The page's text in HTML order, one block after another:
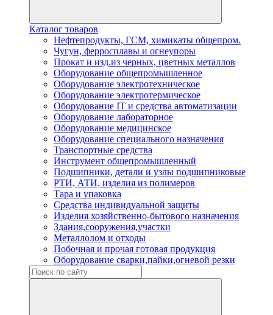
Каталог товаров
Нефтепродукты, ГСМ, химикаты общепром.
Чугун, ферросплавы и огнеупоры
Прокат и изд.из черных, цветных металлов
Оборудование общепромышленное
Оборудование электротехническое
Оборудование электротермическое
Оборудование IT и средства автоматизации
Оборудование лабораторное
Оборудование медицинское
Оборудование специального назначения
Транспортные средства
Инструмент общепромышленный
Подшипники, детали и узлы подшипниковые
РТИ, АТИ, изделия из полимеров
Тара и упаковка
Средства индивидуальной защиты
Изделия хозяйственно-бытового назначения
Здания,сооружения,участки
Металлолом и отходы
Побочная и прочая готовая продукция
Оборудование сварки,пайки,огневой резки